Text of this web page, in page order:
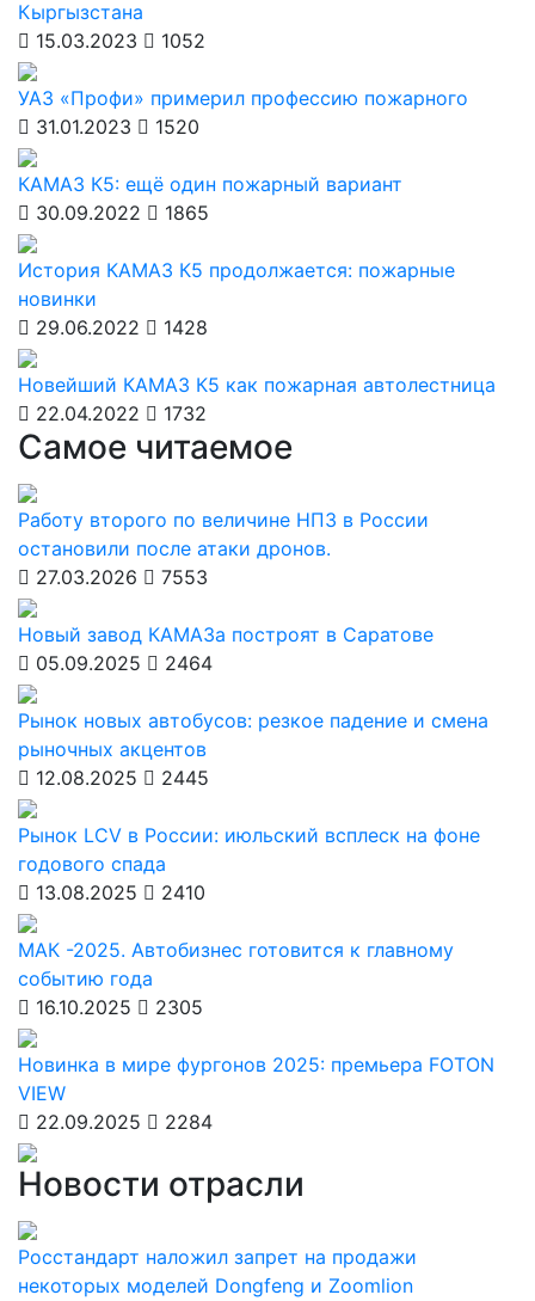
Кыргызстана
15.03.2023
1052
УАЗ «Профи» примерил профессию пожарного
31.01.2023
1520
КАМАЗ К5: ещё один пожарный вариант
30.09.2022
1865
История КАМАЗ К5 продолжается: пожарные
новинки
29.06.2022
1428
Новейший КАМАЗ К5 как пожарная автолестница
22.04.2022
1732
Самое читаемое
Работу второго по величине НПЗ в России
остановили после атаки дронов.
27.03.2026
7553
Новый завод КАМАЗа построят в Саратове
05.09.2025
2464
Рынок новых автобусов: резкое падение и смена
рыночных акцентов
12.08.2025
2445
Рынок LCV в России: июльский всплеск на фоне
годового спада
13.08.2025
2410
МАК -2025. Автобизнес готовится к главному
событию года
16.10.2025
2305
Новинка в мире фургонов 2025: премьера FOTON
VIEW
22.09.2025
2284
Новости отрасли
Росстандарт наложил запрет на продажи
некоторых моделей Dongfeng и Zoomlion